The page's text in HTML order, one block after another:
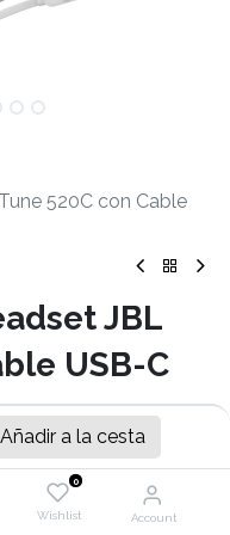
a la cesta
0
Wishlist Account
520C con Cable
JBL
USB-C
Hi-Res
y plegable
puerto USB-C